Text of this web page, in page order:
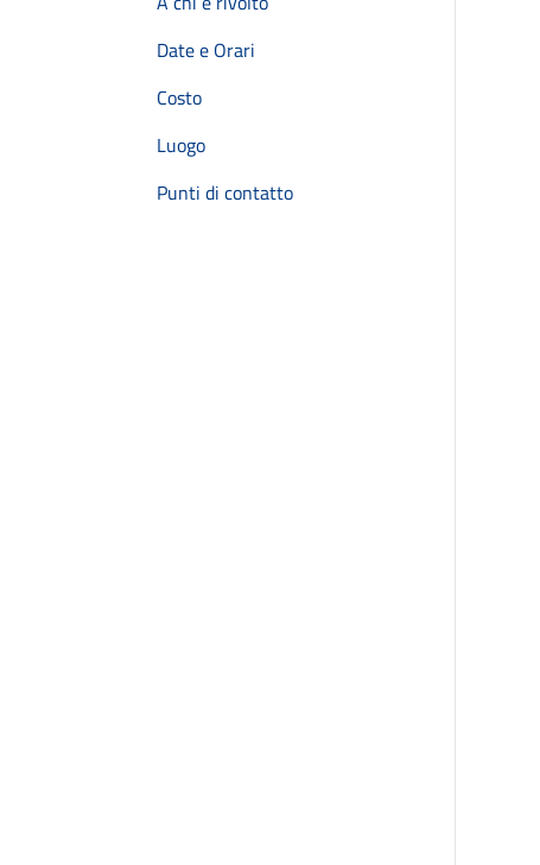
Date e Orari
Costo
Luogo
Punti di contatto